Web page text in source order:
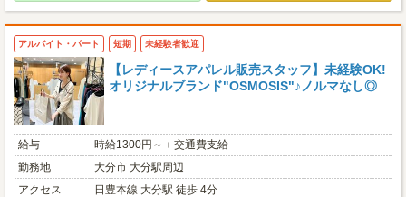
アルバイト・パート 短期 未経験者歓迎
【レディースアパレル販売スタッフ】未経験OK!
オリジナルブランド"OSMOSIS"♪ノルマなし◎
給与
時給1300円～＋交通費支給
勤務地
大分市 大分駅周辺
アクセス
日豊本線 大分駅 徒歩 4分